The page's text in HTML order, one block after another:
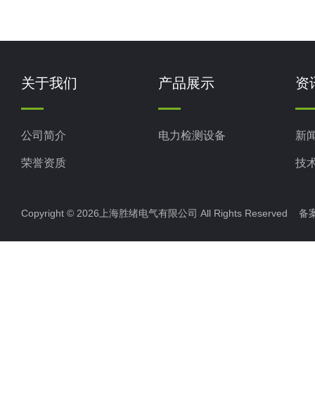
关于我们
公司简介
荣誉资质
产品展示
电力检测设备
资
新
技
Copyright © 2026上海胜绪电气有限公司 All Rights Reserved 备